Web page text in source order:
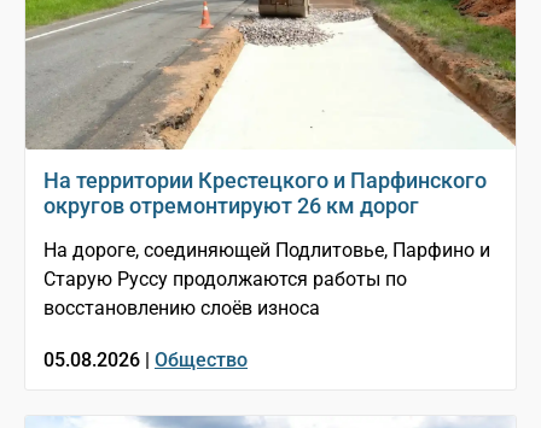
На территории Крестецкого и Парфинского
округов отремонтируют 26 км дорог
На дороге, соединяющей Подлитовье, Парфино и
Старую Руссу продолжаются работы по
восстановлению слоёв износа
05.08.2026 | Общество